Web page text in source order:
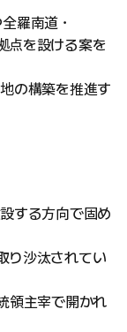
羅南道・
点を設ける案を
の構築を推進す
する方向で固め
り沙汰されてい
領主宰で開かれ